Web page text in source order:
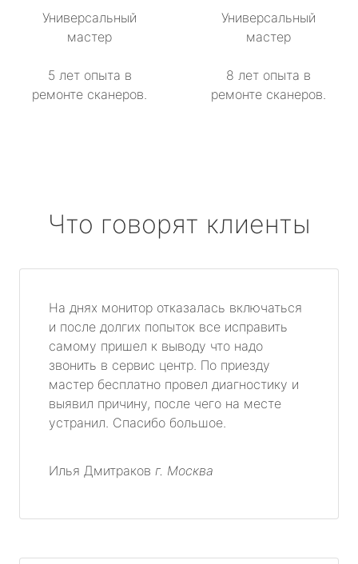
Универсальный
мастер
5 лет опыта в
ремонте сканеров.
Универсальный
мастер
8 лет опыта в
ремонте сканеров.
Что говорят клиенты
На днях монитор отказалась включаться
и после долгих попыток все исправить
самому пришел к выводу что надо
звонить в сервис центр. По приезду
мастер бесплатно провел диагностику и
выявил причину, после чего на месте
устранил. Спасибо большое.
Илья Дмитраков г. Москва